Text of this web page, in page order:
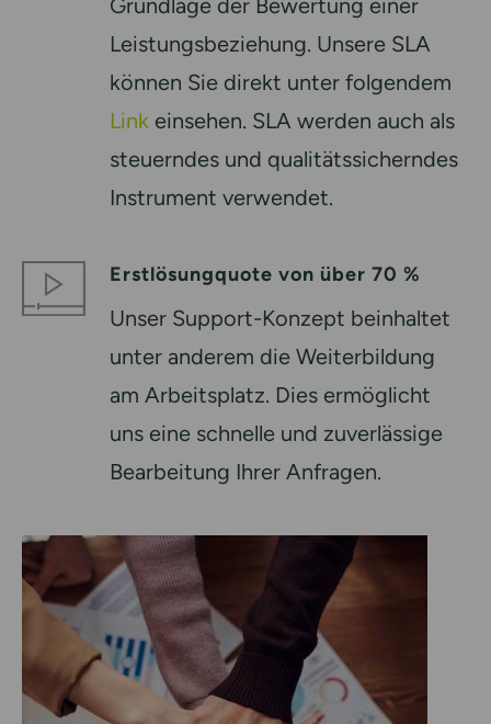
Grundlage der Bewertung einer
Leistungsbeziehung. Unsere SLA
können Sie direkt unter folgendem
Link einsehen. SLA werden auch als
steuerndes und qualitätssicherndes
Instrument verwendet.
Erstlösungquote von über 70 %
Unser Support-Konzept beinhaltet
unter anderem die Weiterbildung
am Arbeitsplatz. Dies ermöglicht
uns eine schnelle und zuverlässige
Bearbeitung Ihrer Anfragen.